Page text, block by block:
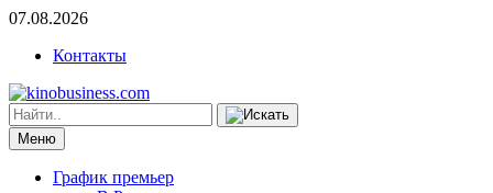
07.08.2026
Контакты
Меню
График премьер